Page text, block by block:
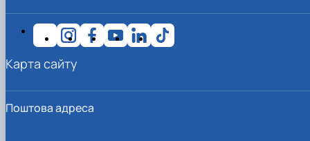
Поштова адреса
Карта сайту